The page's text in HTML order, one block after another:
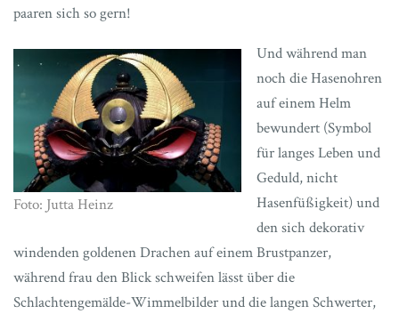
paaren sich so gern!
Foto: Jutta Heinz
Und während man
noch die Hasenohren
auf einem Helm
bewundert (Symbol
für langes Leben und
Geduld, nicht
Hasenfüßigkeit) und
den sich dekorativ
windenden goldenen Drachen auf einem Brustpanzer,
während frau den Blick schweifen lässt über die
Schlachtengemälde-Wimmelbilder und die langen Schwerter,